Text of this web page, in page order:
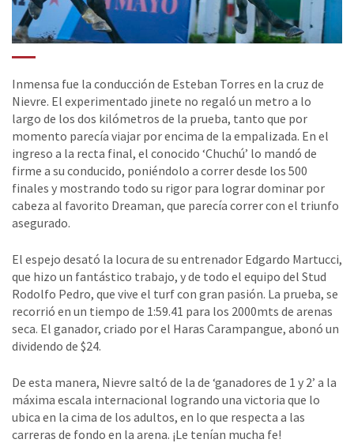
Inmensa fue la conducción de Esteban Torres en la cruz de
Nievre. El experimentado jinete no regaló un metro a lo
largo de los dos kilómetros de la prueba, tanto que por
momento parecía viajar por encima de la empalizada. En el
ingreso a la recta final, el conocido ‘Chuchú’ lo mandó de
firme a su conducido, poniéndolo a correr desde los 500
finales y mostrando todo su rigor para lograr dominar por
cabeza al favorito Dreaman, que parecía correr con el triunfo
asegurado.
El espejo desató la locura de su entrenador Edgardo Martucci,
que hizo un fantástico trabajo, y de todo el equipo del Stud
Rodolfo Pedro, que vive el turf con gran pasión. La prueba, se
recorrió en un tiempo de 1:59.41 para los 2000mts de arenas
seca. El ganador, criado por el Haras Carampangue, abonó un
dividendo de $24.
De esta manera, Nievre saltó de la de ‘ganadores de 1 y 2’ a la
máxima escala internacional logrando una victoria que lo
ubica en la cima de los adultos, en lo que respecta a las
carreras de fondo en la arena. ¡Le tenían mucha fe!